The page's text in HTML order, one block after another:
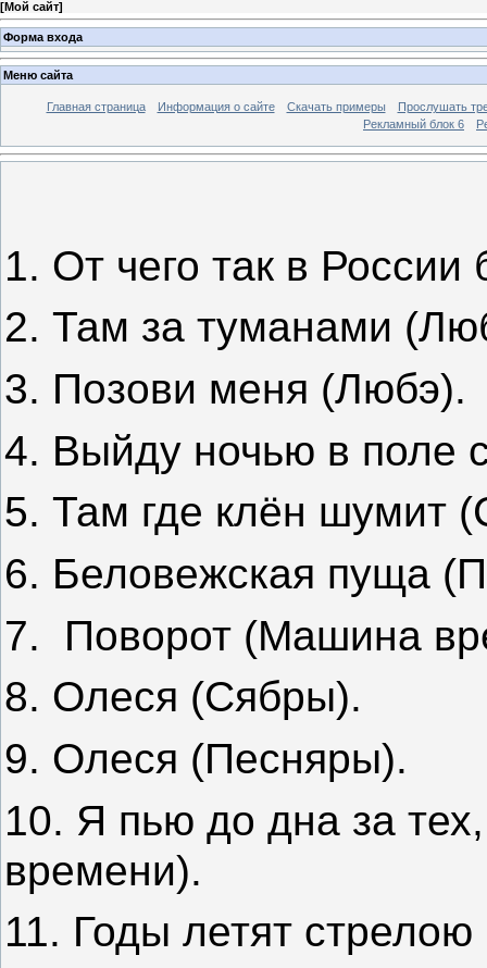
[Мой сайт]
Форма входа
Меню сайта
Главная страница Информация о сайте Скачать примеры
Прослушать
Рекламный блок 6
1. От чего так в
2. Там за туманами
3. Позови меня (Любэ).
4. Выйду ночью в поле
5. Там где клён шумит
6. Беловежская пуща
7.
Поворот (Машина
8. Олеся (Сябры).
9. Олеся (Песняры).
10. Я пью до дна за
времени).
11. Годы летят